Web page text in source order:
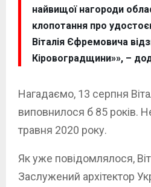
найвищої нагороди
клопотання про
Віталія Єфремовича
Кіровоградщини»», –
Нагадаємо, 13 серпня
виповнилося б 85 років.
травня 2020 року.
Як уже повідомлялося,
Заслужений архітектор